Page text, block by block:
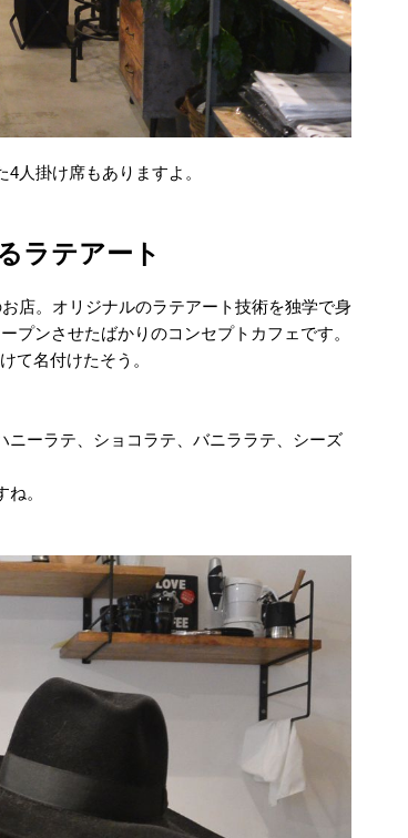
人掛け席もありますよ。
ラテアート
店。オリジナルのラテアート技術を独学で身
プンさせたばかりのコンセプトカフェです。
て名付けたそう。
ーラテ、ショコラテ、バニララテ、シーズ
。